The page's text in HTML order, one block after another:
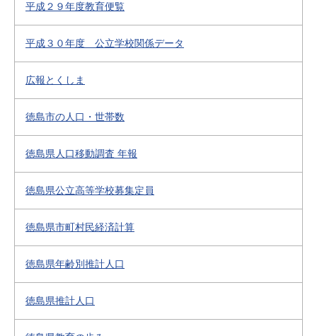
平成２９年度教育便覧
平成３０年度 公立学校関係データ
広報とくしま
徳島市の人口・世帯数
徳島県人口移動調査 年報
徳島県公立高等学校募集定員
徳島県市町村民経済計算
徳島県年齢別推計人口
徳島県推計人口